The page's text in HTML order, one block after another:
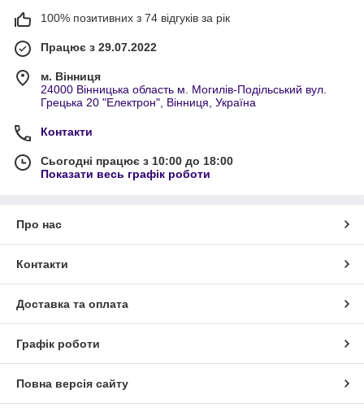
100% позитивних з 74 відгуків за рік
Працює з 29.07.2022
м. Вінниця
24000 Вінницька область м. Могилів-Подільський вул.
Грецька 20 "Електрон", Вінниця, Україна
Контакти
Сьогодні працює з 10:00 до 18:00
Показати весь графік роботи
Про нас
Контакти
Доставка та оплата
Графік роботи
Повна версія сайту